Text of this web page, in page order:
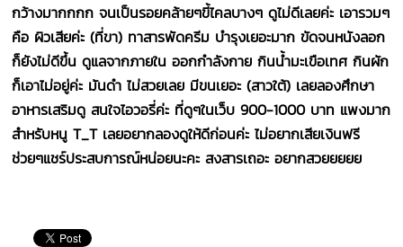
กว้างมากกกก จนเป็นรอยคล้ายๆขี้ไคลบางๆ ดูไม่ดีเลยค่ะ เอารวมๆ
คือ ผิวเสียค่ะ (ที่ขา) ทาสารพัดครีม บำรุงเยอะมาก ขัดจนหนังลอก
ก็ยังไม่ดีขึ้น ดูแลจากภายใน ออกกำลังกาย กินน้ำมะเขือเทศ กินผัก
ก็เอาไม่อยู่ค่ะ มันดำ ไม่สวยเลย มีขนเยอะ (สาวใต้) เลยลองศึกษา
อาหารเสริมดู สนใจไอวอรี่ค่ะ ที่ดูๆในเว็บ 900-1000 บาท แพงมาก
สำหรับหนู T_T เลยอยากลองดูให้ดีก่อนค่ะ ไม่อยากเสียเงินฟรี
ช่วยๆแชร์ประสบการณ์หน่อยนะคะ สงสารเถอะ อยากสวยยยยย